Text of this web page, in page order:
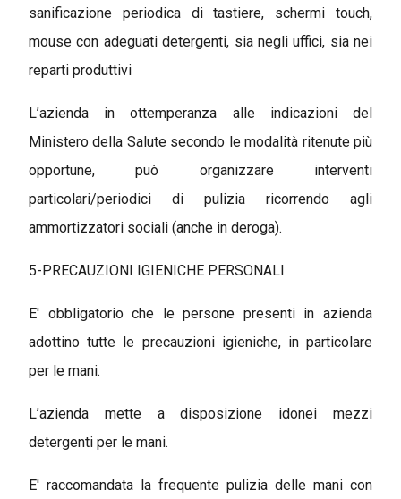
sanificazione periodica di tastiere, schermi touch,
mouse con adeguati detergenti, sia negli uffici, sia nei
reparti produttivi
L’azienda in ottemperanza alle indicazioni del
Ministero della Salute secondo le modalità ritenute più
opportune, può organizzare interventi
particolari/periodici di pulizia ricorrendo agli
ammortizzatori sociali (anche in deroga).
5-PRECAUZIONI IGIENICHE PERSONALI
E' obbligatorio che le persone presenti in azienda
adottino tutte le precauzioni igieniche, in particolare
per le mani.
L’azienda mette a disposizione idonei mezzi
detergenti per le mani.
E' raccomandata la frequente pulizia delle mani con